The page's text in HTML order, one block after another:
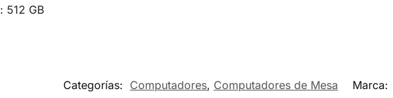
: 512 GB
Categorías: Computadores, Computadores de Mesa Marca: